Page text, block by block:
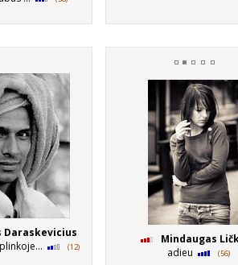
Daraskevicius
(12)
Mindaugas
adieu
(56)